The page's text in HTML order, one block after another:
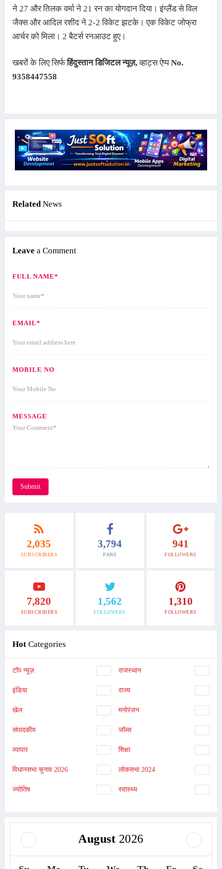
ने 27 और तिलक वर्मा ने 21 रन का योगदान दिया। इंग्लैंड से विल
जैक्स और आदिल रशीद ने 2-2 विकेट झटके। एक विकेट जोफ्रा
आर्चर को मिला। 2 बैटर्स रनआउट हुए।
खबरों के लिए सिर्फ हिंदुस्तान डिजिटल न्यूज़,व्हाट्स ऐप्प No.
9358447558
RelatedNews
Leave a Comment
FULL NAME*
EMAIL*
MOBILE NO
MESSAGE
Submit
2,035
SUBSCRIBERS
3,794
FANS
941
FOLLOWERS
7,820
SUBSCRIBERS
1,562
FOLLOWERS
1,310
FOLLOWERS
Hot Categories
टॉप न्यूज़ राजस्थान
इंडिया राज्य
खेल मनोरंजन
संपादकीय जॉब्स
व्यापार शिक्षा
विधानसभा चुनाव 2026 लोकसभा 2024
ज्योतिष स्वास्थ्य
August 2026